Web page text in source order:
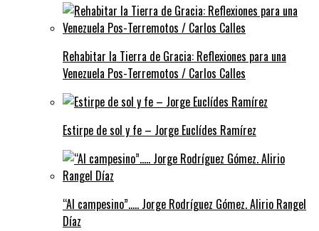
Rehabitar la Tierra de Gracia: Reflexiones para una
Venezuela Pos-Terremotos / Carlos Calles
Estirpe de sol y fe – Jorge Euclídes Ramírez
“Al campesino”….. Jorge Rodríguez Gómez. Alirio Rangel
Díaz